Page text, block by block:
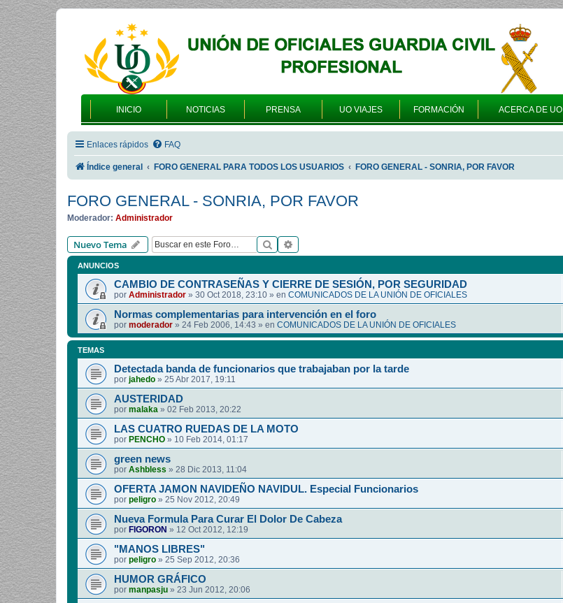
INICIO NOTICIAS PRENSA UO VIAJES FORMACIÓN ACERCA DE UO
Enlaces rápidos FAQ
Índice general FORO GENERAL PARA TODOS LOS USUARIOS FORO GENERAL - SONRIA, POR FAVOR
FORO GENERAL - SONRIA, POR FAVOR
Moderador: Administrador
Nuevo Tema Buscar
ANUNCIOS
CAMBIO DE CONTRASEÑAS Y CIERRE DE SESIÓN, POR SEGURIDAD
por Administrador » 30 Oct 2018, 23:10 » en COMUNICADOS DE LA UNIÓN DE OFICIALES
Normas complementarias para intervención en el foro
por moderador » 24 Feb 2006, 14:43 » en COMUNICADOS DE LA UNIÓN DE OFICIALES
TEMAS
Detectada banda de funcionarios que trabajaban por la tarde
por jahedo » 25 Abr 2017, 19:11
AUSTERIDAD
por malaka » 02 Feb 2013, 20:22
LAS CUATRO RUEDAS DE LA MOTO
por PENCHO » 10 Feb 2014, 01:17
green news
por Ashbless » 28 Dic 2013, 11:04
OFERTA JAMON NAVIDEÑO NAVIDUL. Especial Funcionarios
por peligro » 25 Nov 2012, 20:49
Nueva Formula Para Curar El Dolor De Cabeza
por FIGORON » 12 Oct 2012, 12:19
"MANOS LIBRES"
por peligro » 25 Sep 2012, 20:36
HUMOR GRÁFICO
por manpasju » 23 Jun 2012, 20:06